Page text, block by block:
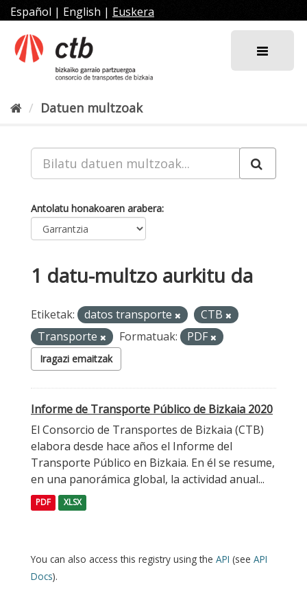
Joan
edukira
Español | English | Euskera
Datuen multzoak
Antolatu honakoaren arabera
1 datu-multzo aurkitu da
Etiketak: datos transporte
CTB
Transporte
Formatuak: PDF
Iragazi emaitzak
Informe de Transporte Público de Bizkaia 2020
El Consorcio de Transportes de Bizkaia (CTB)
elabora desde hace años el Informe del
Transporte Público en Bizkaia. En él se resume,
en una panorámica global, la actividad anual...
PDF XLSX
You can also access this registry using the API (see API
Docs).